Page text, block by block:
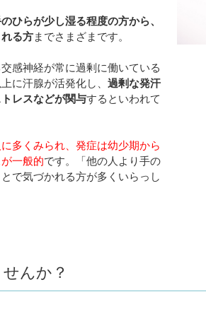
ひらが少し湿る程度の方から、
る方までさまざまです。
感神経が常に過剰に働いている
に汗腺が活発化し、 過剰な発汗
レスなどが関与するといわれて
多くみられ、発症は幼少期から
一般的です。「他の人より手の
で気づかれる方が多くいらっし
んか？